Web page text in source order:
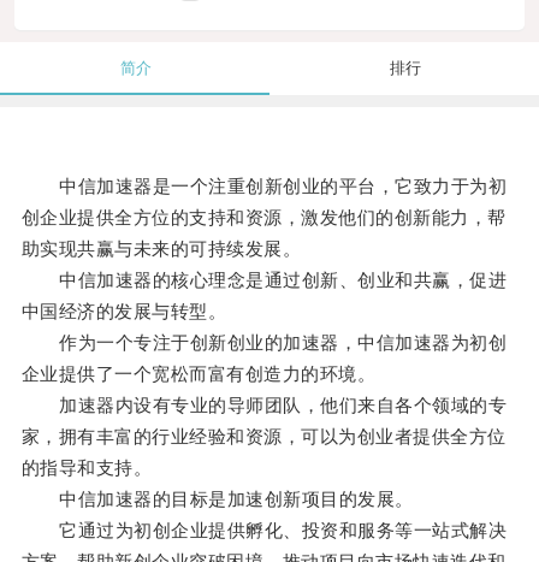
简介 排行
中信加速器是一个注重创新创业的平台，它致力于为初
创企业提供全方位的支持和资源，激发他们的创新能力，帮
助实现共赢与未来的可持续发展。
中信加速器的核心理念是通过创新、创业和共赢，促进
中国经济的发展与转型。
作为一个专注于创新创业的加速器，中信加速器为初创
企业提供了一个宽松而富有创造力的环境。
加速器内设有专业的导师团队，他们来自各个领域的专
家，拥有丰富的行业经验和资源，可以为创业者提供全方位
的指导和支持。
中信加速器的目标是加速创新项目的发展。
它通过为初创企业提供孵化、投资和服务等一站式解决